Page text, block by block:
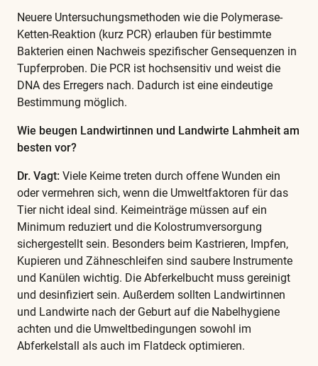
Neuere Untersuchungsmethoden wie die Polymerase-
Ketten-Reaktion (kurz PCR) erlauben für bestimmte
Bakterien einen Nachweis spezifischer Gensequenzen in
Tupferproben. Die PCR ist hochsensitiv und weist die
DNA des Erregers nach. Dadurch ist eine eindeutige
Bestimmung möglich.
Wie beugen Landwirtinnen und Landwirte Lahmheit am
besten vor?
Dr. Vagt: Viele Keime treten durch offene Wunden ein
oder vermehren sich, wenn die Umweltfaktoren für das
Tier nicht ideal sind. Keimeinträge müssen auf ein
Minimum reduziert und die Kolostrumversorgung
sichergestellt sein. Besonders beim Kastrieren, Impfen,
Kupieren und Zähneschleifen sind saubere Instrumente
und Kanülen wichtig. Die Abferkelbucht muss gereinigt
und desinfiziert sein. Außerdem sollten Landwirtinnen
und Landwirte nach der Geburt auf die Nabelhygiene
achten und die Umweltbedingungen sowohl im
Abferkelstall als auch im Flatdeck optimieren.